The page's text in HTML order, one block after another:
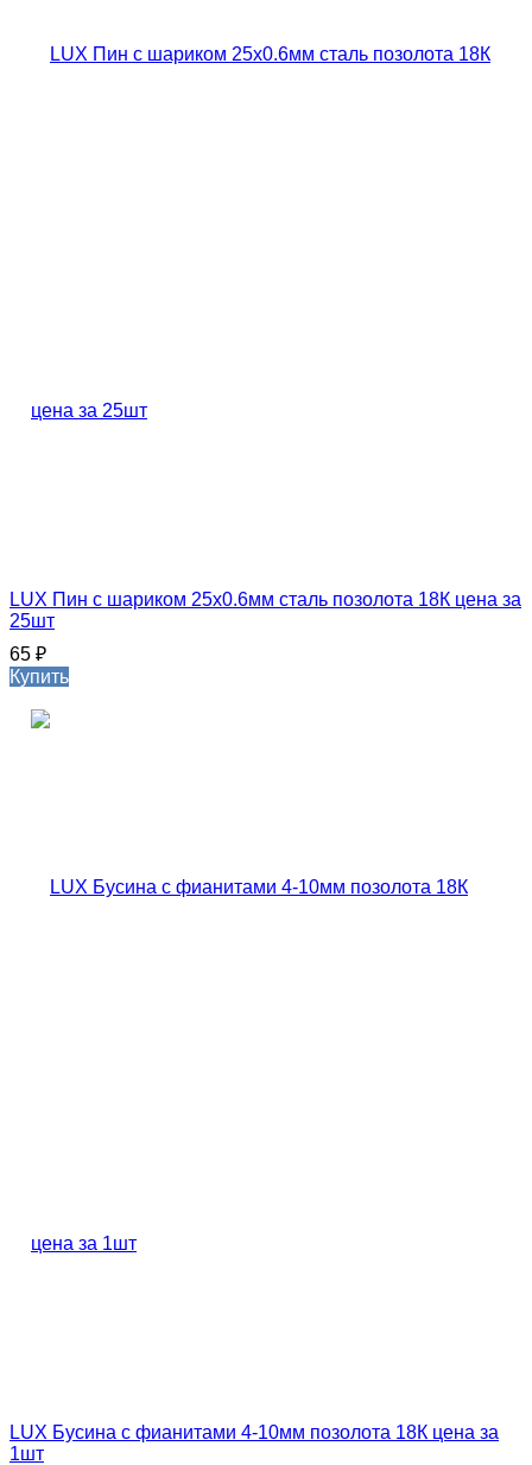
LUX Пин с шариком 25х0.6мм сталь позолота 18К цена за
25шт
65 ₽
Купить
LUX Бусина с фианитами 4-10мм позолота 18К цена за
1шт